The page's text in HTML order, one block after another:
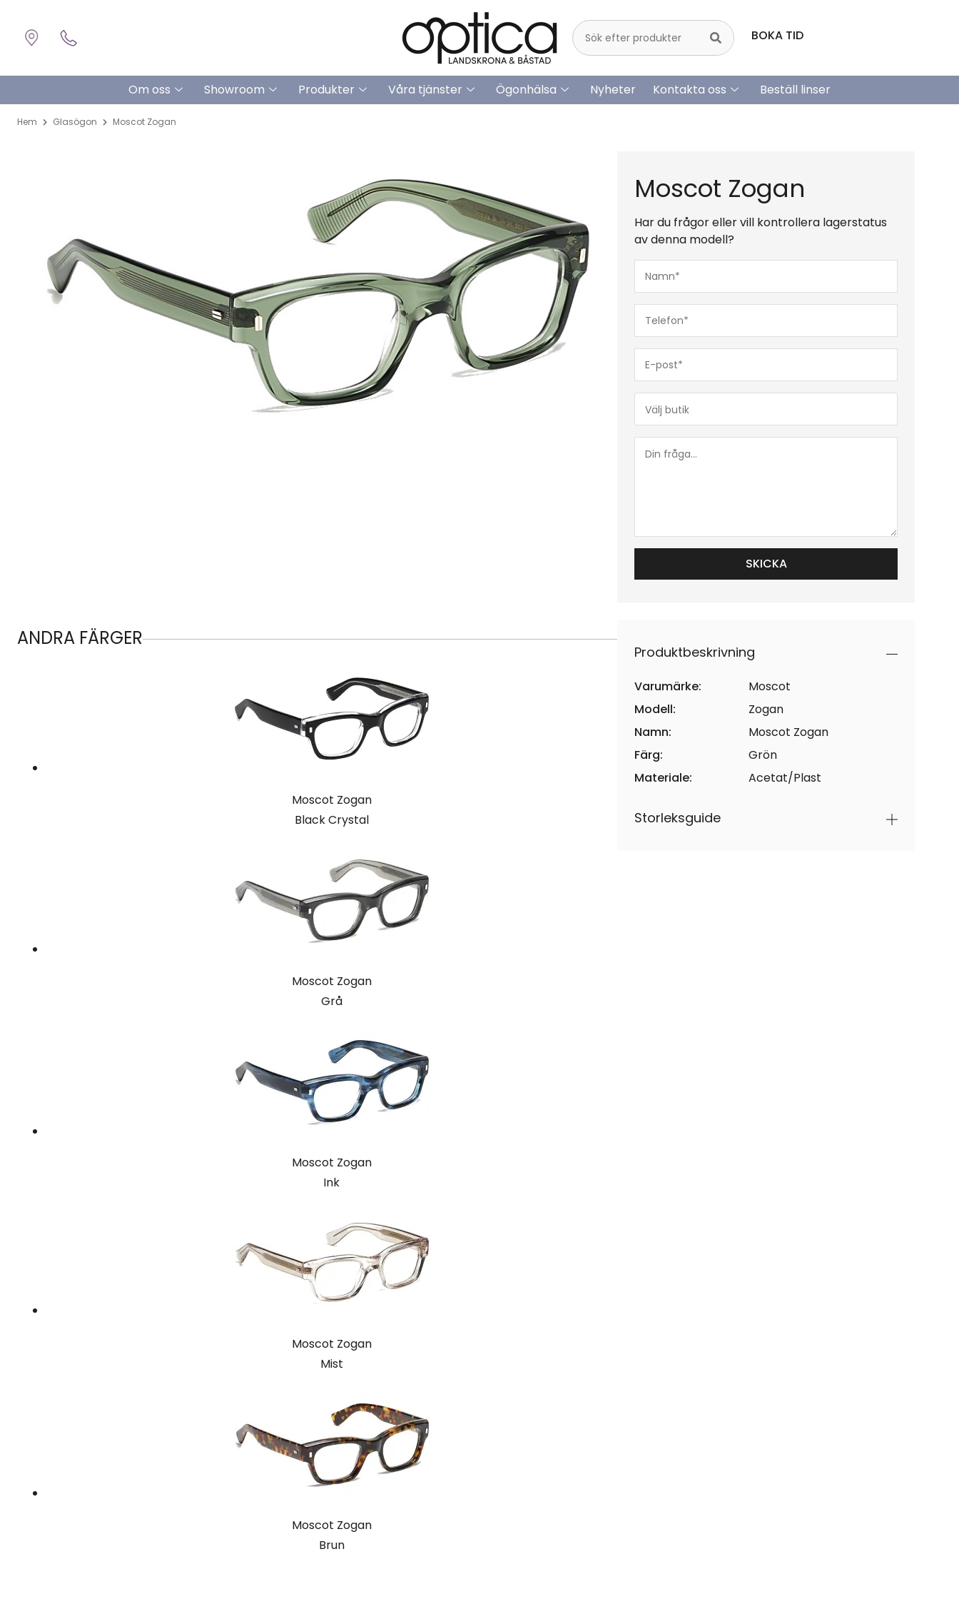
BOKA TID
Om oss Showroom Produkter Våra tjänster Ögonhälsa Nyheter Kontakta oss Beställ linser
Hem Glasögon Moscot Zogan
Moscot Zogan
Har du frågor eller vill kontrollera lagerstatus
av denna modell?
post*
(Obligatoriskt)
(Obligatoriskt)
fråga...
ANDRA FÄRGER
Moscot Zogan
Black Crystal
Moscot Zogan
Grå
Moscot Zogan
Ink
Moscot Zogan
Mist
Moscot Zogan
Brun
Produktbeskrivning
Varumärke:
Moscot
Modell:
Zogan
Namn:
Moscot Zogan
Färg:
Grön
Materiale:
Acetat/Plast
Storleksguide